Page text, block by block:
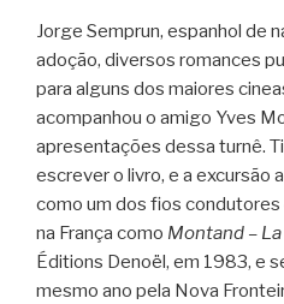
Jorge Semprun, espanhol de
adoção, diversos romances
para alguns dos maiores
acompanhou o amigo Yves
apresentações dessa turnê.
escrever o livro, e a excursão
como um dos fios condutores
na França como Montand –
Éditions Denoël, em 1983, e
mesmo ano pela Nova